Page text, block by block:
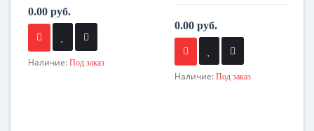
0.00 руб.
Наличие: Под заказ
0.00 руб.
Наличие: Под заказ